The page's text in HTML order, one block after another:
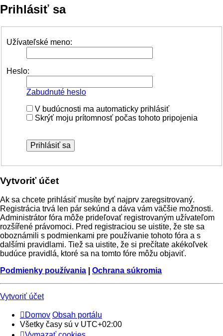
Prihlásiť sa
Užívateľské meno:
Heslo:
Zabudnuté heslo
V budúcnosti ma automaticky prihlásiť
Skrýť moju prítomnosť počas tohoto pripojenia
Vytvoriť účet
Ak sa chcete prihlásiť musíte byť najprv zaregsitrovaný.
Registrácia trvá len pár sekúnd a dáva vám väčšie možnosti.
Administrátor fóra môže prideľovať registrovaným užívateľom
rozšířené právomoci. Pred registraciou se uistite, že ste sa
oboznámili s podmienkami pre používanie tohoto fóra a s
dalšími pravidlami. Tiež sa uistite, že si prečítate akékoľvek
budúce pravidlá, ktoré sa na tomto fóre môžu objaviť.
Podmienky používania
Ochrana súkromia
Vytvoriť účet
Domov Obsah portálu
Všetky časy sú v UTC+02:00